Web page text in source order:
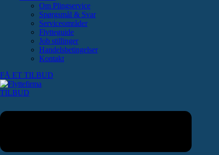
Om Plingservice
Spørgsmål & Svar
Serviceområder
Flytteguide
Job stillinger
Handelsbetingelser
Kontakt
FÅ ET TILBUD
TILBUD